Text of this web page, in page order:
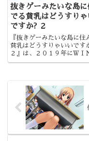
抜きゲーみたいな島に
でる貧乳はどうすりゃ
ですか? ２
『抜きゲーみたいな島に住
貧乳はどうすりゃいいです
２』は、２０１９年にＷＩ
して、Qruppoから発売さ
た中、その期待に応えた作
たね。